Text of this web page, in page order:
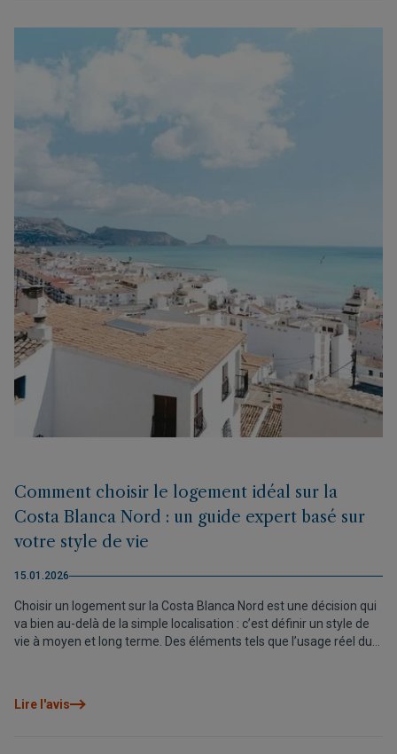
Comment choisir le logement idéal sur la
Costa Blanca Nord : un guide expert basé sur
votre style de vie
15.01.2026
Choisir un logement sur la Costa Blanca Nord est une décision qui
va bien au-delà de la simple localisation : c’est définir un style de
vie à moyen et long terme. Des éléments tels que l’usage réel du
identifier celle qui correspond le mieux à votre profil, afin de
Lire l'avis